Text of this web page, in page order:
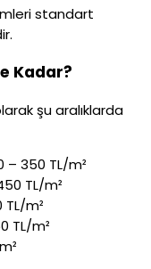
standart
Kadar?
şu aralıklarda
– 350 TL/m²
TL/m²
m²
TL/m²